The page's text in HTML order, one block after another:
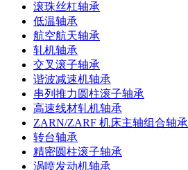
滚珠丝杠轴承
低温轴承
航空航天轴承
轧机轴承
交叉滚子轴承
谐波减速机轴承
串列推力圆柱滚子轴承
高速线材轧机轴承
ZARN/ZARF 机床主轴组合轴承
转台轴承
精密圆柱滚子轴承
涡喷发动机轴承